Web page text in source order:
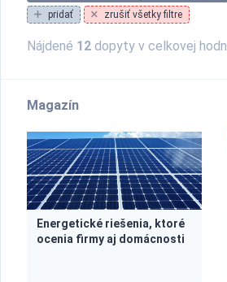
pridať
zrušiť všetky filtre
Nájdené 12 dopyty v celkovej
Magazín
Energetické riešenia, ktoré
ocenia firmy aj domácnosti